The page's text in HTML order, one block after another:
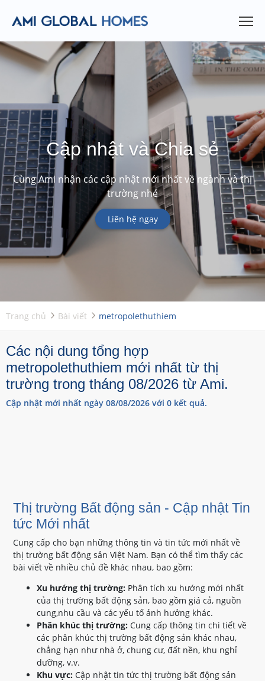
Cập nhật và Chia sẻ
Cùng Ami nhận các cập nhật mới nhất về ngành và thị
trường nhé
Liên hệ ngay
Trang chủ Bài viết metropolethuthiem
Các nội dung tổng hợp
metropolethuthiem mới nhất từ thị
trường trong tháng 08/2026 từ Ami.
Cập nhật mới nhất ngày 08/08/2026 với 0 kết quả.
Thị trường Bất động sản - Cập nhật Tin
tức Mới nhất
Cung cấp cho bạn những thông tin và tin tức mới nhất về
thị trường bất động sản Việt Nam. Bạn có thể tìm thấy các
bài viết về nhiều chủ đề khác nhau, bao gồm:
Xu hướng thị trường: Phân tích xu hướng mới nhất
của thị trường bất động sản, bao gồm giá cả, nguồn
cung,nhu cầu và các yếu tố ảnh hưởng khác.
Phân khúc thị trường: Cung cấp thông tin chi tiết về
các phân khúc thị trường bất động sản khác nhau,
chẳng hạn như nhà ở, chung cư, đất nền, khu nghỉ
dưỡng, v.v.
Khu vực: Cập nhật tin tức thị trường bất động sản